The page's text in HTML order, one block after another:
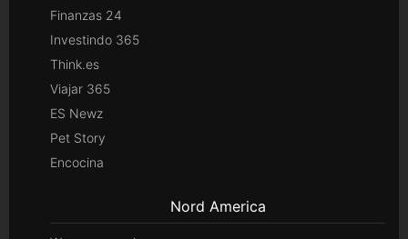
Finanzas 24
Investindo 365
Think.es
Viajar 365
ES Newz
Pet Story
Encocina
Nord America